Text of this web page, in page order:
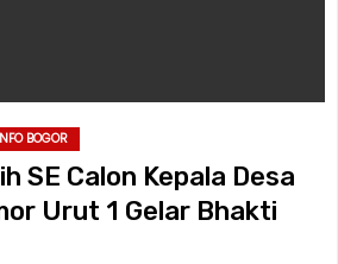
BOGOR
SE Calon Kepala Desa
Urut 1 Gelar Bhakti